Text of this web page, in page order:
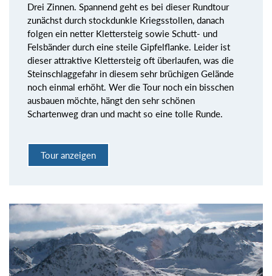
Drei Zinnen. Spannend geht es bei dieser Rundtour
zunächst durch stockdunkle Kriegsstollen, danach
folgen ein netter Klettersteig sowie Schutt- und
Felsbänder durch eine steile Gipfelflanke. Leider ist
dieser attraktive Klettersteig oft überlaufen, was die
Steinschlaggefahr in diesem sehr brüchigen Gelände
noch einmal erhöht. Wer die Tour noch ein bisschen
ausbauen möchte, hängt den sehr schönen
Schartenweg dran und macht so eine tolle Runde.
Tour anzeigen